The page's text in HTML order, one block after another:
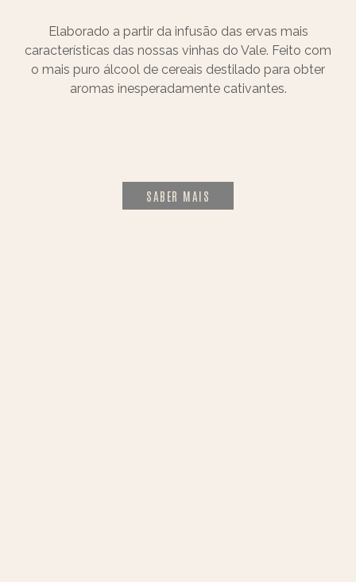
Elaborado a partir da infusão das ervas mais
características das nossas vinhas do Vale. Feito com
o mais puro álcool de cereais destilado para obter
aromas inesperadamente cativantes.
SABER MAIS